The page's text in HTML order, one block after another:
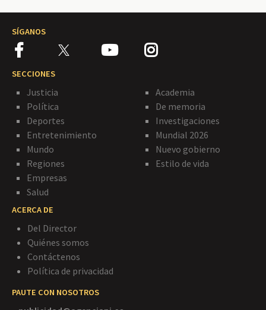
SÍGANOS
SECCIONES
Justicia
Política
Deportes
Entretenimiento
Mundo
Regiones
Empresas
Salud
Academia
De memoria
Investigaciones
Mundial 2026
Nuevo gobierno
Estilo de vida
ACERCA DE
Del Director
Quiénes somos
Contáctenos
Política de privacidad
PAUTE CON NOSOTROS